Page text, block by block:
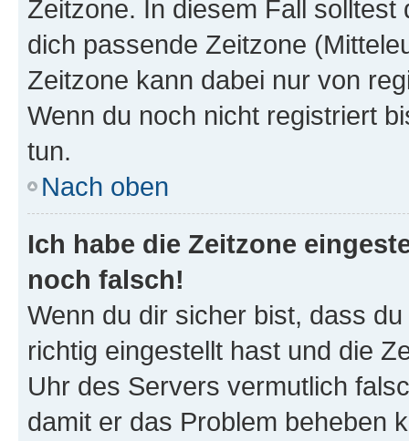
Zeitzone. In diesem Fall solltest
dich passende Zeitzone
Zeitzone kann dabei nur von
Wenn du noch nicht registriert
tun.
Nach oben
Ich habe die Zeitzone
noch falsch!
Wenn du dir sicher bist, dass
richtig eingestellt hast und die
Uhr des Servers vermutlich
damit er das Problem beheben